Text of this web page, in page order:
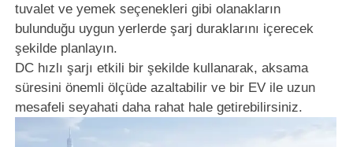
tuvalet ve yemek seçenekleri gibi olanakların
bulunduğu uygun yerlerde şarj duraklarını içerecek
şekilde planlayın.
DC hızlı şarjı etkili bir şekilde kullanarak, aksama
süresini önemli ölçüde azaltabilir ve bir EV ile uzun
mesafeli seyahati daha rahat hale getirebilirsiniz.